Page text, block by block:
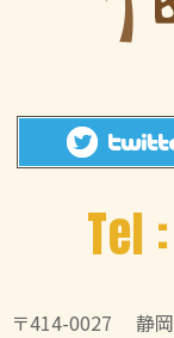
Tel :
〒414-0027
静